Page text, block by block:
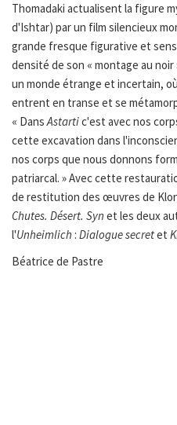
Thomadaki actualisent la figure
d'Ishtar) par un film silencieux
grande fresque figurative et
densité de son « montage au
un monde étrange et incertain,
entrent en transe et se
« DansAstartic'est avec nos
cette excavation dans
nos corps que nous donnons
patriarcal. » Avec cette
de restitution des œuvres de
Chutes. Désert. Syn et les deux
l'Unheimlich : Dialogue secretet
Béatrice de Pastre